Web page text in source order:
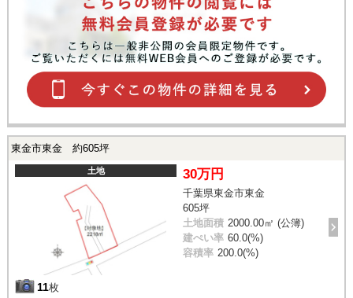
東金市東金 約605坪
土地
11枚
30万円
千葉県東金市東金
605坪
土地面積 2000.00㎡ (公簿)
建ぺい率 60.0(%)
容積率 200.0(%)